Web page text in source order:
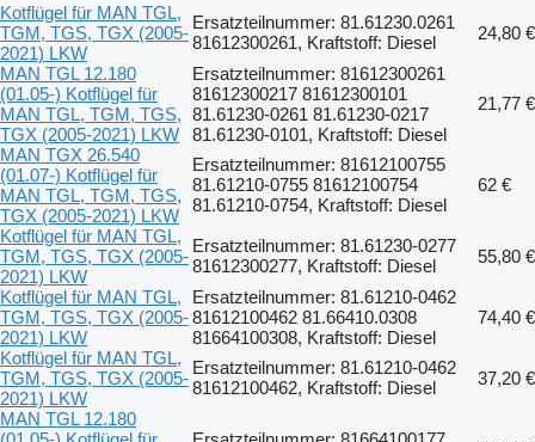
Kotflügel für MAN TGL,
TGM, TGS, TGX (2005-
2021) LKW
Ersatzteilnummer: 81.61230.0261
81612300261, Kraftstoff: Diesel
24,80 €
MAN TGL 12.180
(01.05-) Kotflügel für
MAN TGL, TGM, TGS,
TGX (2005-2021) LKW
Ersatzteilnummer: 81612300261
81612300217 81612300101
81.61230-0261 81.61230-0217
81.61230-0101, Kraftstoff: Diesel
21,77 €
MAN TGX 26.540
(01.07-) Kotflügel für
MAN TGL, TGM, TGS,
TGX (2005-2021) LKW
Ersatzteilnummer: 81612100755
81.61210-0755 81612100754
81.61210-0754, Kraftstoff: Diesel
62 €
Kotflügel für MAN TGL,
TGM, TGS, TGX (2005-
2021) LKW
Ersatzteilnummer: 81.61230-0277
81612300277, Kraftstoff: Diesel
55,80 €
Kotflügel für MAN TGL,
TGM, TGS, TGX (2005-
2021) LKW
Ersatzteilnummer: 81.61210-0462
81612100462 81.66410.0308
81664100308, Kraftstoff: Diesel
74,40 €
Kotflügel für MAN TGL,
TGM, TGS, TGX (2005-
2021) LKW
Ersatzteilnummer: 81.61210-0462
81612100462, Kraftstoff: Diesel
37,20 €
MAN TGL 12.180